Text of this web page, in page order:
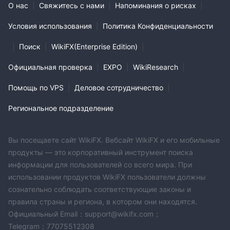
О нас Свяжитесь с нами Напоминания о рисках
Условия использования Политика Конфиденциальности
Поиск WikiFX(Enterprise Edition)
Официальная проверка EXPO WikiResearch
Помощь по VPS Деловое сотрудничество
Региональное подразделение
Вы посещаете сайт WikiFX. Вебсайт WikiFX и его мобильные
продукты — это корпоративный инструмент поиска
информации для пользователей со всего мира. При
использовании продуктов WikiFX пользователи должны
сознательно соблюдать соответствующие законы и
правила страны и региона, в котором они находятся.
Официальный Email：support@wikifx.com；
Telegram：77075512308